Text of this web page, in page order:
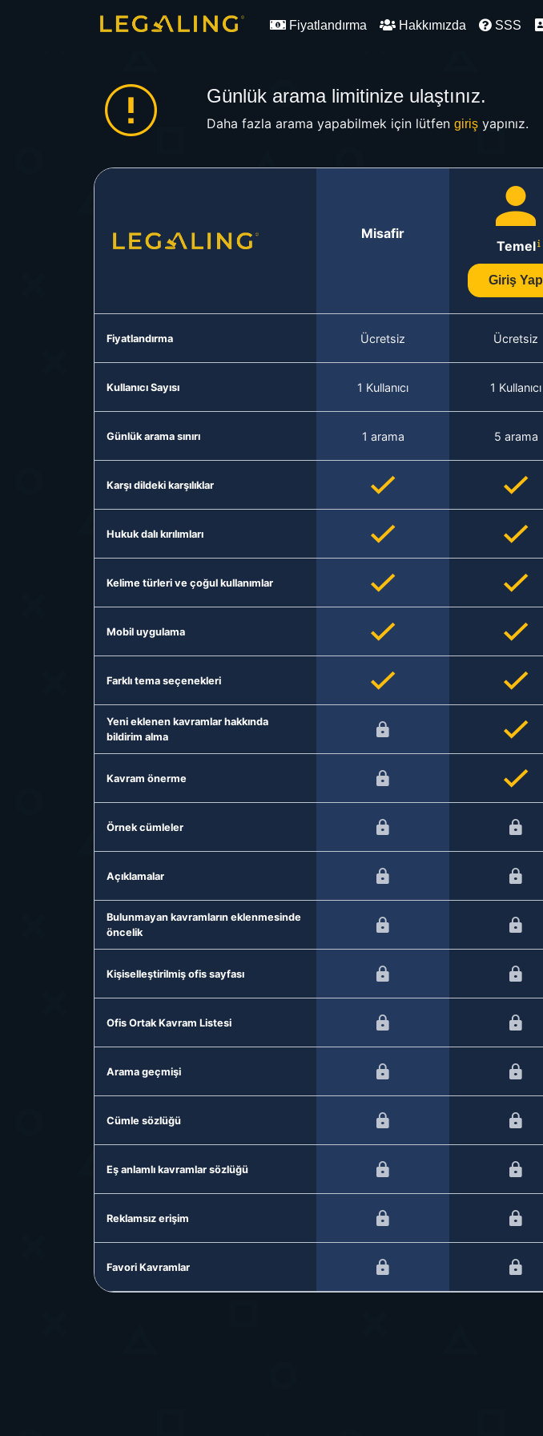
Fiyatlandırma Hakkımızda SSS
Günlük arama limitinize ulaştınız.
Daha fazla arama yapabilmek için lütfen girişyapınız.
Misafir
Temel
Giriş Yap
Fiyatlandırma Ücretsiz Ücretsiz
Kullanıcı Sayısı 1 Kullanıcı 1 Kullanıcı
Günlük arama sınırı 1 arama 5 arama
Karşı dildeki karşılıklar
Hukuk dalı kırılımları
Kelime türleri ve çoğul kullanımlar
Mobil uygulama
Farklı tema seçenekleri
Yeni eklenen kavramlar hakkında
bildirim alma
Kavram önerme
Örnek cümleler
Açıklamalar
Bulunmayan kavramların eklenmesinde
öncelik
Kişiselleştirilmiş ofis sayfası
Ofis Ortak Kavram Listesi
Arama geçmişi
Cümle sözlüğü
Eş anlamlı kavramlar sözlüğü
Reklamsız erişim
Favori Kavramlar